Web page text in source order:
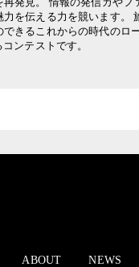
を伝える力を競います。
きるこれからの時代のロ
ンテストです。
ABOUT NEWS